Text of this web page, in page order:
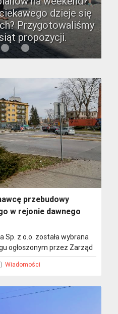
dzieje się
Przygotowaliśmy
propozycji.
i
w
przebudowy
w rejonie dawnego
Sp. z o.o. została wybrana
ogłoszonym przez Zarząd
na przebudowę układu
Jeżeli w
jeszcze w tym
Wiadomości